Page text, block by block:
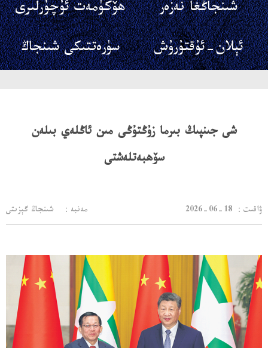
شىنجاڭغا نەزەر
ھۆكۈمەت ئۇچۇرلىرى
ئېلان-ئۇقتۇرۇش
سۈرەتتىكى شىنجاڭ
شى جىنپىڭ بىرما زۇڭتۇڭى مىن ئاڭلەي بىلەن
سۆھبەتلەشتى
2026-06-18 ：ۋاقىت مەنبە： شىنجاڭ گېزىتى